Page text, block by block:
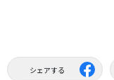
シェアする